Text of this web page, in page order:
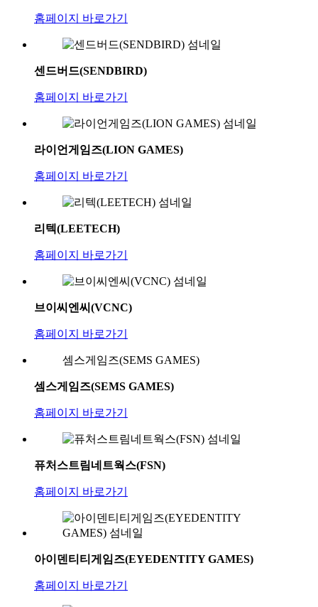
홈페이지 바로가기
센드버드(SENDBIRD)
홈페이지 바로가기
라이언게임즈(LION GAMES)
홈페이지 바로가기
리텍(LEETECH)
홈페이지 바로가기
브이씨엔씨(VCNC)
홈페이지 바로가기
셈스게임즈(SEMS GAMES)
셈스게임즈(SEMS GAMES)
홈페이지 바로가기
퓨처스트림네트웍스(FSN)
홈페이지 바로가기
아이덴티티게임즈(EYEDENTITY GAMES)
홈페이지 바로가기